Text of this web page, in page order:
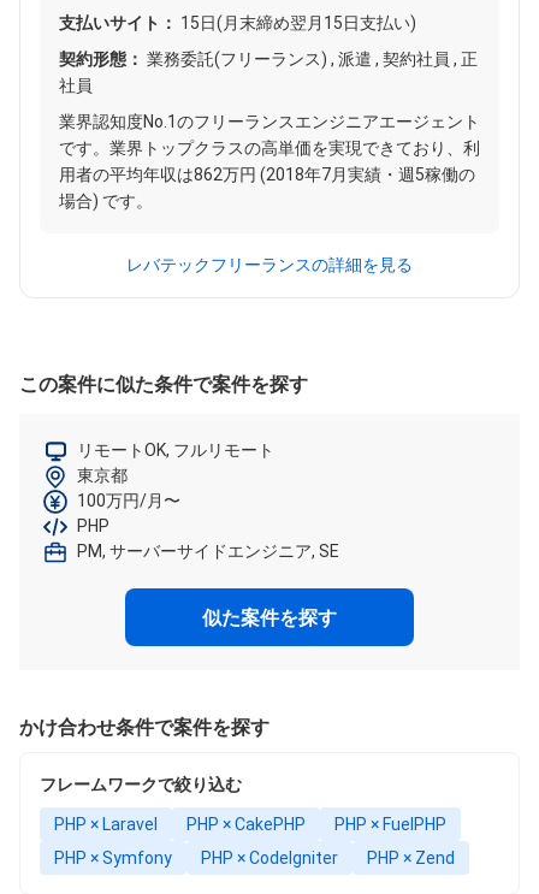
支払いサイト： 15日(月末締め翌月15日支払い)
契約形態： 業務委託(フリーランス) , 派遣 , 契約社員 , 正
社員
業界認知度No.1のフリーランスエンジニアエージェント
です。業界トップクラスの高単価を実現できており、利
用者の平均年収は862万円 (2018年7月実績・週5稼働の
場合) です。
レバテックフリーランスの詳細を見る
この案件に似た条件で案件を探す
リモートOK, フルリモート
東京都
100万円/月〜
PHP
PM, サーバーサイドエンジニア, SE
似た案件を探す
かけ合わせ条件で案件を探す
フレームワークで絞り込む
PHP × Laravel PHP × CakePHP
PHP × FuelPHP
PHP × Symfony
PHP × CodeIgniter PHP × Zend